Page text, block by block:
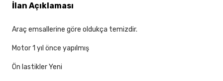
İlan Açıklaması
Araç emsallerine göre oldukça temizdir.
Motor 1 yıl önce yapılmış
Ön lastikler Yeni